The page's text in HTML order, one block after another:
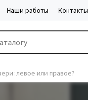
Наши работы Контакты
левое или правое?